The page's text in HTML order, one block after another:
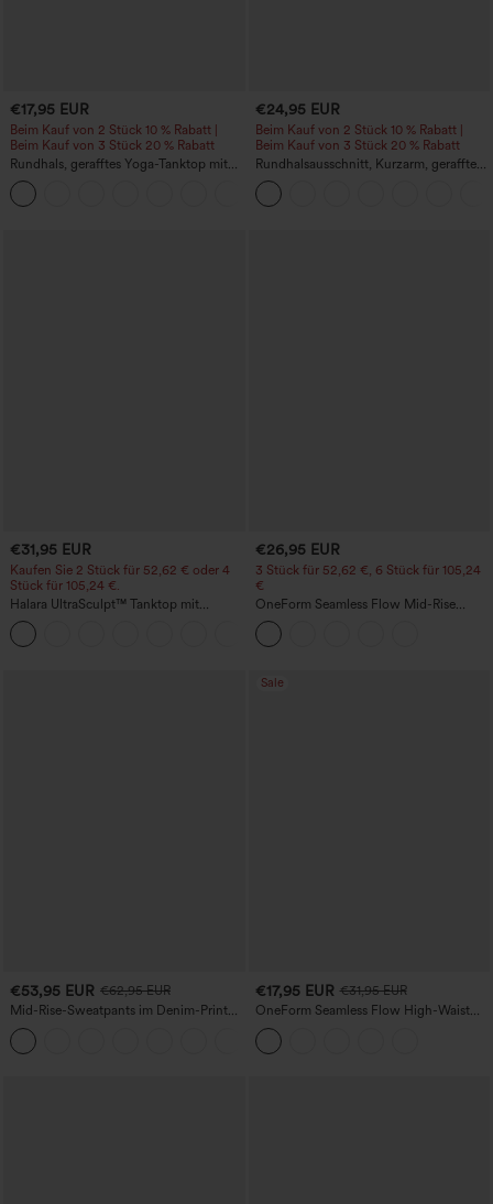
€17,95 EUR
Beim Kauf von 2 Stück 10 % Rabatt |
Beim Kauf von 3 Stück 20 % Rabatt
Rundhals, gerafftes Yoga-Tanktop mit
Cool-Touch-Effekt – UPF50+
€24,95 EUR
Beim Kauf von 2 Stück 10 % Rabatt |
Beim Kauf von 3 Stück 20 % Rabatt
Rundhalsausschnitt, Kurzarm, gerafftes
Cool-Touch Yoga-Sporttop - UPF50+
€31,95 EUR
Kaufen Sie 2 Stück für 52,62 € oder 4
Stück für 105,24 €.
Halara UltraSculpt™ Tanktop mit
Rundhalsausschnitt und
geschwungenem Saum
€26,95 EUR
3 Stück für 52,62 €, 6 Stück für 105,24
€
OneForm Seamless Flow Mid-Rise
Yoga-Leggings - mittelhoher Bund,
bauchformend und mit Po-Lifting-
Effekt
€53,95 EUR €62,95 EUR
Mid-Rise-Sweatpants im Denim-Print
aus French Terry, lässig, mit Taschen
Sale
€17,95 EUR €31,95 EUR
OneForm Seamless Flow High-Waist
Yogaleggings – nahtlos, mit hoher
Taille, bauchformend und mit
Hebeeffekt für den Po